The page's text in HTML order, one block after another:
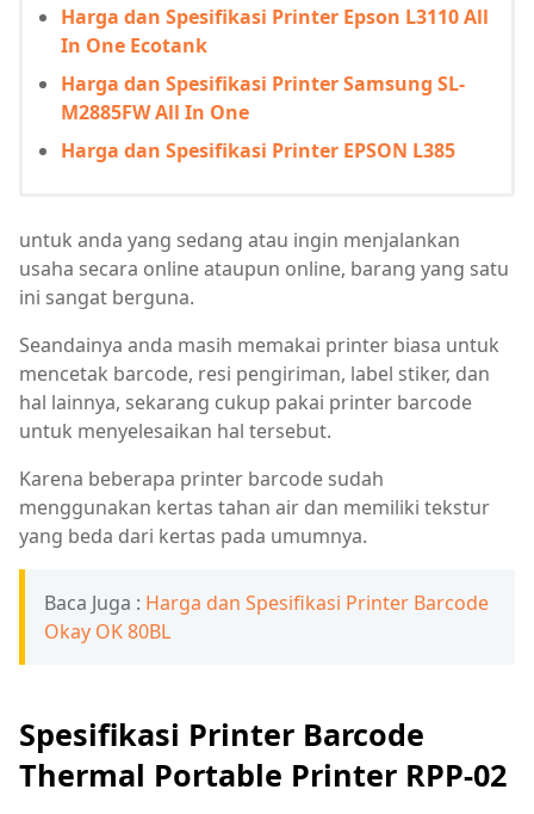
Harga dan Spesifikasi Printer Epson L3110 All
In One Ecotank
Harga dan Spesifikasi Printer Samsung SL-
M2885FW All In One
Harga dan Spesifikasi Printer EPSON L385
untuk anda yang sedang atau ingin menjalankan
usaha secara online ataupun online, barang yang satu
ini sangat berguna.
Seandainya anda masih memakai printer biasa untuk
mencetak barcode, resi pengiriman, label stiker, dan
hal lainnya, sekarang cukup pakai printer barcode
untuk menyelesaikan hal tersebut.
Karena beberapa printer barcode sudah
menggunakan kertas tahan air dan memiliki tekstur
yang beda dari kertas pada umumnya.
Baca Juga : Harga dan Spesifikasi Printer Barcode
Okay OK 80BL
Spesifikasi Printer Barcode
Thermal Portable Printer RPP-02